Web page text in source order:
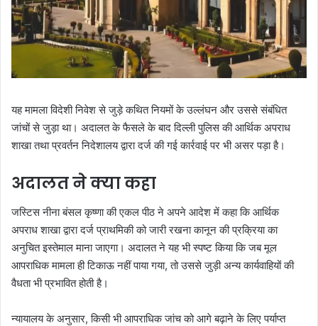
यह मामला विदेशी निवेश से जुड़े कथित नियमों के उल्लंघन और उससे संबंधित
जांचों से जुड़ा था। अदालत के फैसले के बाद दिल्ली पुलिस की आर्थिक अपराध
शाखा तथा प्रवर्तन निदेशालय द्वारा दर्ज की गई कार्रवाई पर भी असर पड़ा है।
अदालत ने क्या कहा
जस्टिस नीना बंसल कृष्णा की एकल पीठ ने अपने आदेश में कहा कि आर्थिक
अपराध शाखा द्वारा दर्ज प्राथमिकी को जारी रखना कानून की प्रक्रिया का
अनुचित इस्तेमाल माना जाएगा। अदालत ने यह भी स्पष्ट किया कि जब मूल
आपराधिक मामला ही टिकाऊ नहीं पाया गया, तो उससे जुड़ी अन्य कार्यवाहियों की
वैधता भी प्रभावित होती है।
न्यायालय के अनुसार, किसी भी आपराधिक जांच को आगे बढ़ाने के लिए पर्याप्त